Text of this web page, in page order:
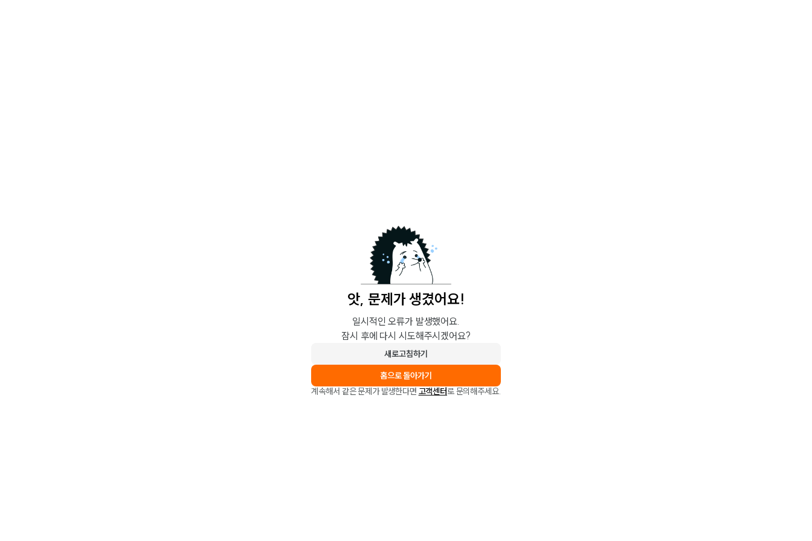
앗, 문제가 생겼어요!
일시적인 오류가 발생했어요.
잠시 후에 다시 시도해주시겠어요?
새로고침하기
홈으로 돌아가기
계속해서 같은 문제가 발생한다면 고객센터로 문의해주세요.